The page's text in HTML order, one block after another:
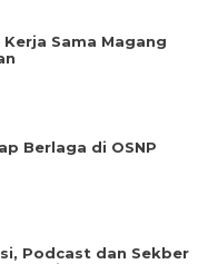
Sama Magang
Berlaga di OSNP
Podcast dan Sekber